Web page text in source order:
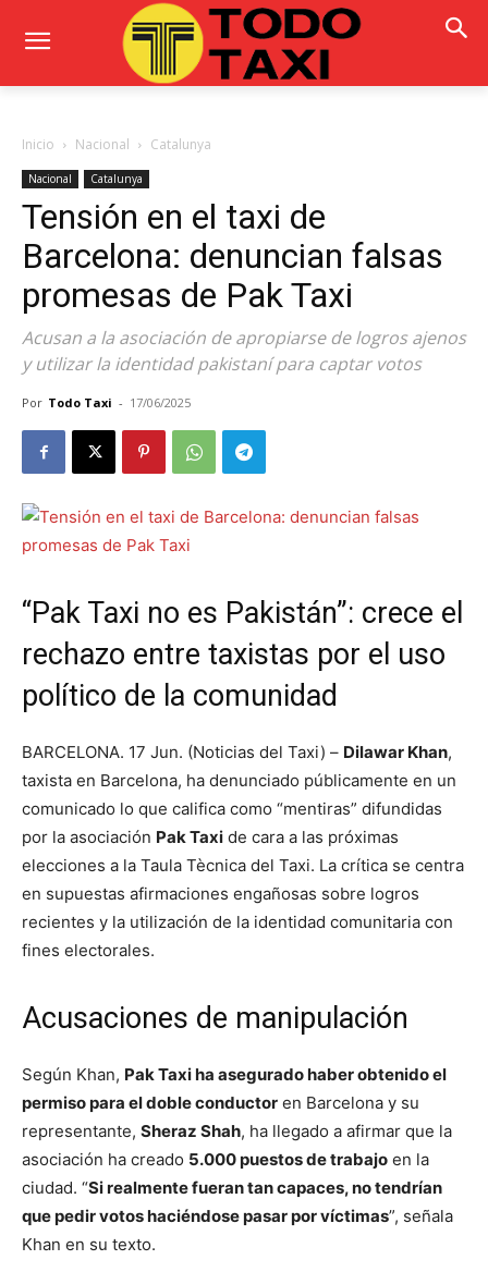
Inicio Nacional Catalunya
Nacional Catalunya
Tensión en el taxi de
Barcelona: denuncian falsas
promesas de Pak Taxi
Acusan a la asociación de apropiarse de logros ajenos
y utilizar la identidad pakistaní para captar votos
Por Todo Taxi - 17/06/2025
“Pak Taxi no es Pakistán”: crece el
rechazo entre taxistas por el uso
político de la comunidad
BARCELONA. 17 Jun. (Noticias del Taxi) – Dilawar Khan,
taxista en Barcelona, ha denunciado públicamente en un
comunicado lo que califica como “mentiras” difundidas
por la asociación Pak Taxi de cara a las próximas
elecciones a la Taula Tècnica del Taxi. La crítica se centra
en supuestas afirmaciones engañosas sobre logros
recientes y la utilización de la identidad comunitaria con
fines electorales.
Acusaciones de manipulación
Según Khan, Pak Taxi ha asegurado haber obtenido el
permiso para el doble conductor en Barcelona y su
representante, Sheraz Shah, ha llegado a afirmar que la
asociación ha creado 5.000 puestos de trabajo en la
ciudad. “Si realmente fueran tan capaces, no tendrían
que pedir votos haciéndose pasar por víctimas”, señala
Khan en su texto.